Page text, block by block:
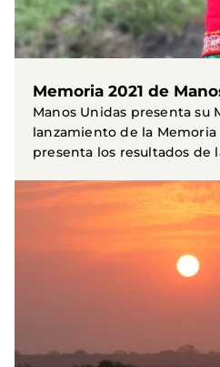
Memoria 2021 de
Manos Unidas presenta su
lanzamiento de la Memoria
presenta los resultados de